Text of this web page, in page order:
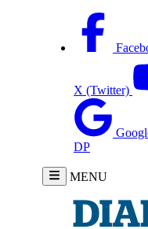
X (Twitter)
DP
MENU